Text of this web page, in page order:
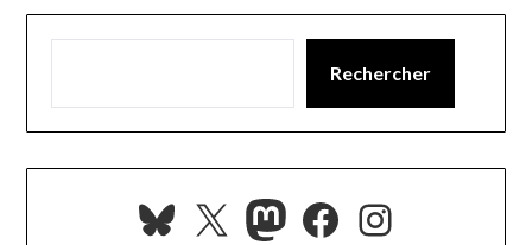
Rechercher
Bluesky
X Mastodon
Facebook